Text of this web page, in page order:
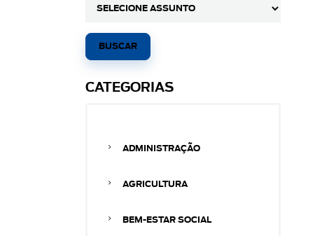
CATEGORIAS
ADMINISTRAÇÃO
AGRICULTURA
BEM-ESTAR SOCIAL